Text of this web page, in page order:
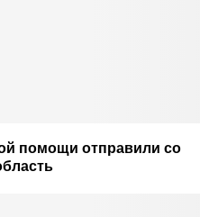
помощи отправили со